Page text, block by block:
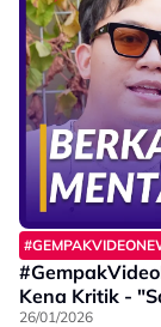
Kena Kritik -
26/01/2026